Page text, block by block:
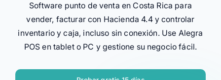
Facturación Electrónica
POS
LO NUEVO DE ALEGRA
Software punto de venta en Costa Rica para
vender, facturar con Hacienda 4.4 y controlar
inventario y caja, incluso sin conexión. Use Alegra
POS en tablet o PC y gestione su negocio fácil.